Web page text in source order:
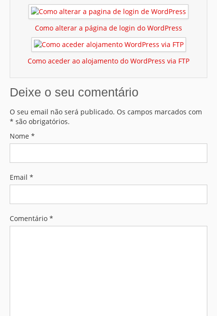
Como alterar a página de login do WordPress
Como aceder ao alojamento do WordPress via FTP
Deixe o seu comentário
O seu email não será publicado. Os campos marcados com
* são obrigatórios.
Nome *
Email *
Comentário *